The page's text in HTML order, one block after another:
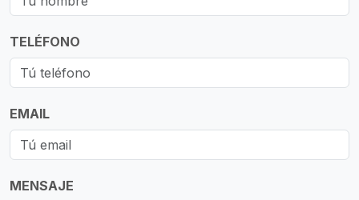
TELÉFONO
EMAIL
MENSAJE